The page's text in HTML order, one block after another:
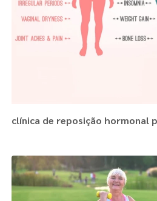
clínica de reposição hormonal